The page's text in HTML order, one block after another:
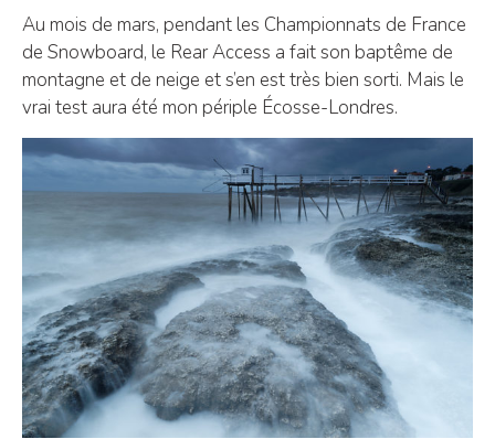
Au mois de mars, pendant les Championnats de France
de Snowboard, le Rear Access a fait son baptême de
montagne et de neige et s’en est très bien sorti. Mais le
vrai test aura été mon périple Écosse-Londres.